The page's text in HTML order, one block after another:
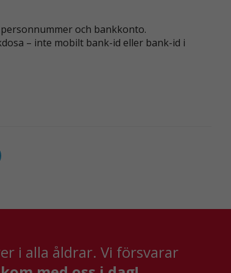
och bankkonto.
– inte mobilt bank-id eller bank-id i
i alla åldrar. Vi försvarar